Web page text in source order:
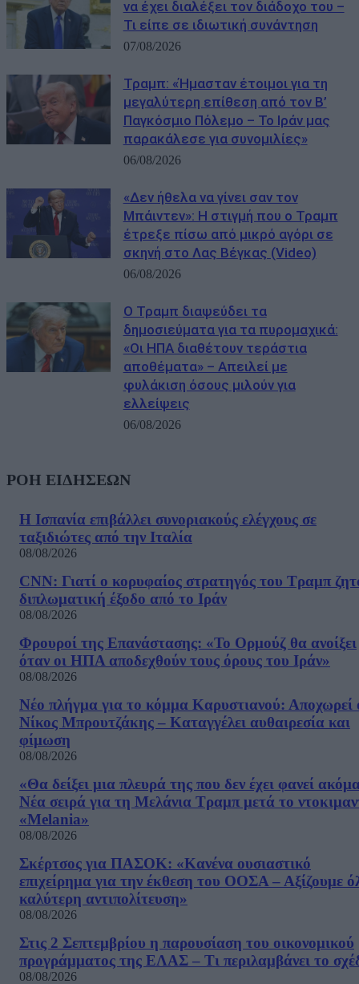
να έχει διαλέξει τον διάδοχο του –
Τι είπε σε ιδιωτική συνάντηση
07/08/2026
Τραμπ: «Ήμασταν έτοιμοι για τη
μεγαλύτερη επίθεση από τον Β’
Παγκόσμιο Πόλεμο – Το Ιράν μας
παρακάλεσε για συνομιλίες»
06/08/2026
«Δεν ήθελα να γίνει σαν τον
Μπάιντεν»: Η στιγμή που ο Τραμπ
έτρεξε πίσω από μικρό αγόρι σε
σκηνή στο Λας Βέγκας (Video)
06/08/2026
Ο Τραμπ διαψεύδει τα
δημοσιεύματα για τα πυρομαχικά:
«Οι ΗΠΑ διαθέτουν τεράστια
αποθέματα» – Απειλεί με
φυλάκιση όσους μιλούν για
ελλείψεις
06/08/2026
ΡΟΗ ΕΙΔΗΣΕΩΝ
Η Ισπανία επιβάλλει συνοριακούς ελέγχους σε
ταξιδιώτες από την Ιταλία
08/08/2026
CNN: Γιατί ο κορυφαίος στρατηγός του Τραμπ
διπλωματική έξοδο από το Ιράν
08/08/2026
Φρουροί της Επανάστασης: «Το Ορμούζ θα ανοίξει
όταν οι ΗΠΑ αποδεχθούν τους όρους του Ιράν»
08/08/2026
Νέο πλήγμα για το κόμμα Καρυστιανού: Αποχωρεί
Νίκος Μπρουτζάκης – Καταγγέλει αυθαιρεσία και
φίμωση
08/08/2026
«Θα δείξει μια πλευρά της που δεν έχει φανεί
Νέα σειρά για τη Μελάνια Τραμπ μετά το
«Melania»
08/08/2026
Σκέρτσος για ΠΑΣΟΚ: «Κανένα ουσιαστικό
επιχείρημα για την έκθεση του ΟΟΣΑ – Αξίζουμε
καλύτερη αντιπολίτευση»
08/08/2026
Στις 2 Σεπτεμβρίου η παρουσίαση του οικονομικού
προγράμματος της ΕΛΑΣ – Τι περιλαμβάνει το
08/08/2026